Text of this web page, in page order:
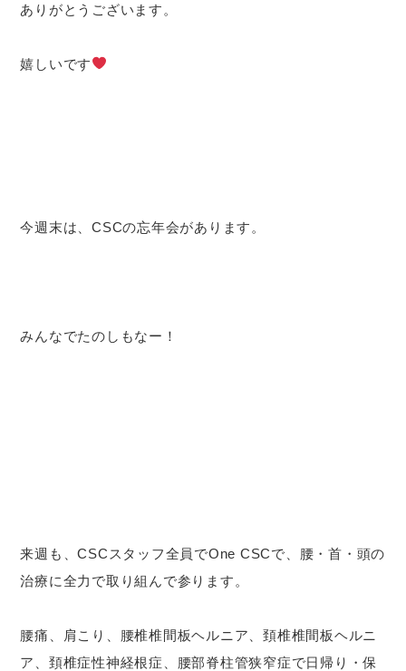
ありがとうございます。
嬉しいです
今週末は、CSCの忘年会があります。
みんなでたのしもなー！
来週も、CSCスタッフ全員でOne CSCで、腰・首・頭の
治療に全力で取り組んで参ります。
腰痛、肩こり、腰椎椎間板ヘルニア、頚椎椎間板ヘルニ
ア、頚椎症性神経根症、腰部脊柱管狭窄症で日帰り・保